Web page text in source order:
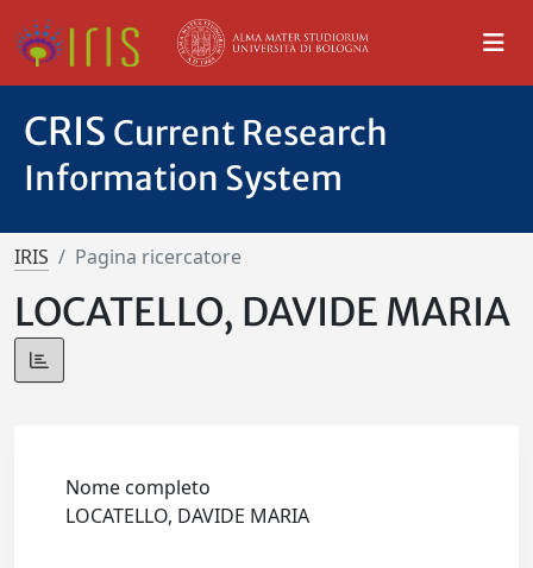
CRIS Current Research
Information System
IRIS Pagina ricercatore
LOCATELLO, DAVIDE MARIA
Nome completo
LOCATELLO, DAVIDE MARIA